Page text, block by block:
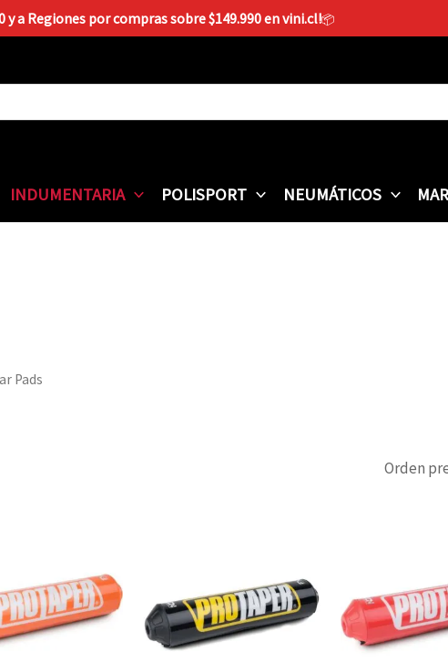
y a Regiones por compras sobre $149.990 en vini.cl!📦
INDUMENTARIA POLISPORT NEUMÁTICOS
Pads